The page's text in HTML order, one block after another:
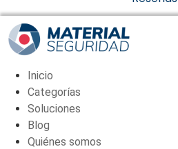
Inicio
Categorías
Soluciones
Blog
Quiénes somos